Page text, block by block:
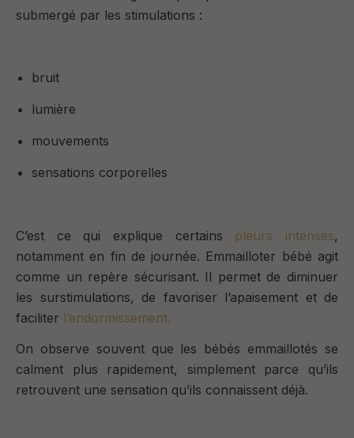
submergé par les stimulations :
bruit
lumière
mouvements
sensations corporelles
C’est ce qui explique certains pleurs intenses,
notamment en fin de journée. Emmailloter bébé agit
comme un repère sécurisant. Il permet de diminuer
les surstimulations, de favoriser l’apaisement et de
faciliter l’endormissement.
On observe souvent que les bébés emmaillotés se
calment plus rapidement, simplement parce qu’ils
retrouvent une sensation qu’ils connaissent déjà.